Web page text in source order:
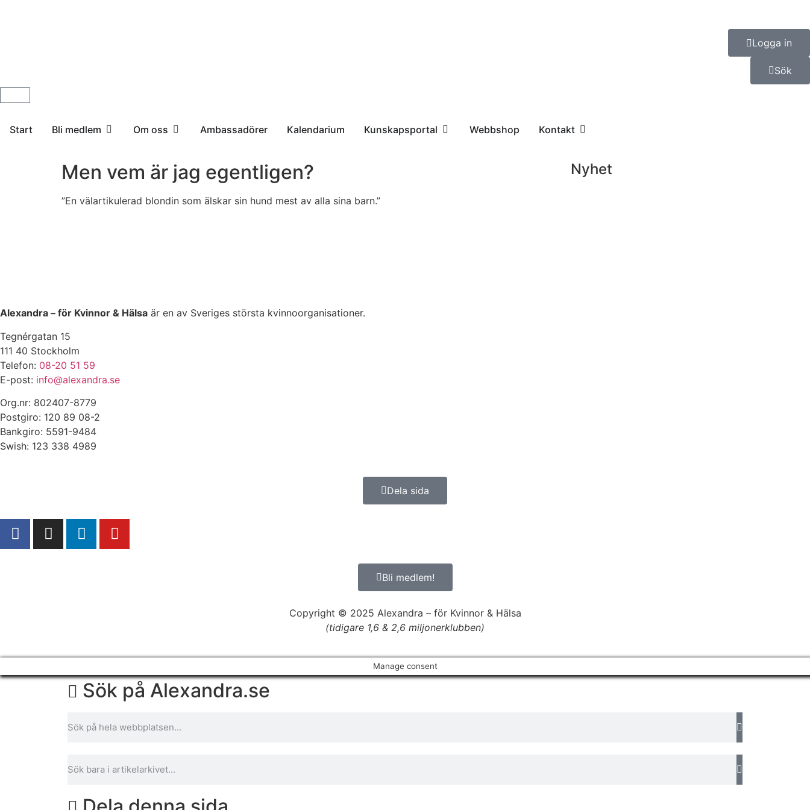
Logga in
Sök
Start Bli medlem Om oss Ambassadörer Kalendarium Kunskapsportal Webbshop Kontakt
Men vem är jag egentligen?
”En välartikulerad blondin som älskar sin hund mest av alla sina barn.”
Nyhet
Alexandra – för Kvinnor & Hälsa är en av Sveriges största kvinnoorganisationer.
Tegnérgatan 15
111 40 Stockholm
Telefon: 08-20 51 59
E-post: info@alexandra.se
Org.nr: 802407-8779
Postgiro: 120 89 08-2
Bankgiro: 5591-9484
Swish: 123 338 4989
Dela sida
Bli medlem!
Copyright © 2025 Alexandra – för Kvinnor & Hälsa
(tidigare 1,6 & 2,6 miljonerklubben)
Manage consent
Sök på Alexandra.se